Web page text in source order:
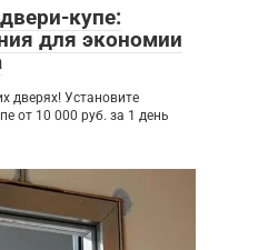
купе:
для экономии
дверях! Установите
от 10 000 руб. за 1 день